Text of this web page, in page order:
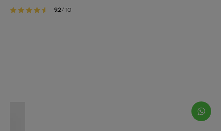
9.2/ 10